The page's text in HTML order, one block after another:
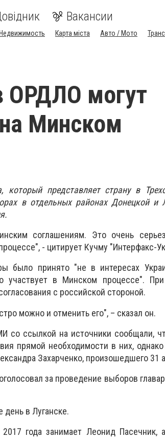
Вакансии
Недвижимость Карта міста Авто / Мото
ОРДЛО могут
Минском
представляет страну в
в отдельных районах Донецкой и
соглашениям. Это очень
- цитирует Кучму "Интерфакс-
было принято "не в интересах
участвует в Минском процессе".
с российской стороной.
можно и отменить его", – сказал он.
со ссылкой на источники сообщали,
прямой необходимости в них, однако
Захарченко, произошедшего 31
за проведение выборов
в Луганске.
года занимает Леонид